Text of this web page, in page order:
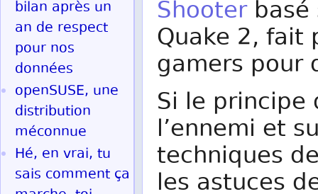
Shooterbasé
Quake 2, fait
gamers pour
Si le principe
l’ennemi et
techniques
les astuces
bilan après un
an de respect
pour nos
données
openSUSE, une
distribution
méconnue
Hé, en vrai, tu
sais comment ça